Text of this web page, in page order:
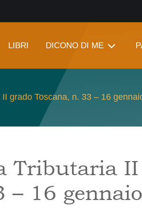
LIBRI DICONO DI ME
grado Toscana, n. 33 – 16
Tributaria II
– 16